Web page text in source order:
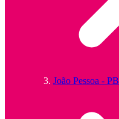
João Pessoa - PB